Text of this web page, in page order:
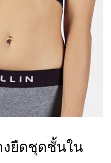
งยืดชุดชั้นใน